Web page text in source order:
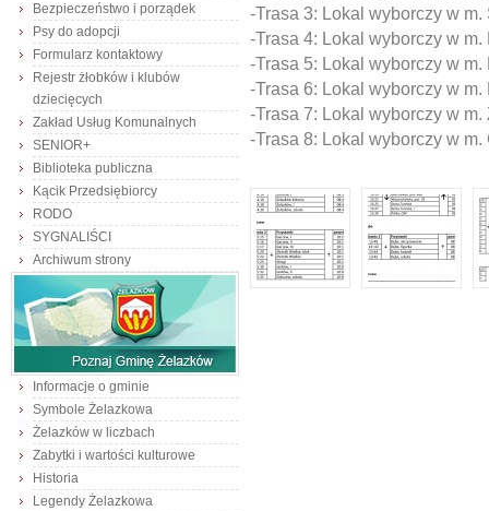
Bezpieczeństwo i porządek
Psy do adopcji
Formularz kontaktowy
Rejestr żłobków i klubów
dziecięcych
Zakład Usług Komunalnych
SENIOR+
Biblioteka publiczna
Kącik Przedsiębiorcy
RODO
SYGNALIŚCI
Archiwum strony
Informacje o gminie
Symbole Żelazkowa
Żelazków w liczbach
Zabytki i wartości kulturowe
Historia
Legendy Żelazkowa
-Trasa 3: Lokal wyborczy w m.
-Trasa 4: Lokal wyborczy w m.
-Trasa 5: Lokal wyborczy w m.
-Trasa 6: Lokal wyborczy w m.
-Trasa 7: Lokal wyborczy w m.
-Trasa 8: Lokal wyborczy w m.